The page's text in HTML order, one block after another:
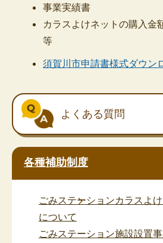
事業実績書
カラスよけネットの購入金
等
須賀川市申請書様式ダウン
よくある質問
各種補助制度
ごみステーションカラスよ
について
ごみステーション施設設置